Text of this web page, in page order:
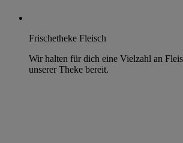
Frischetheke Fleisch
Wir halten für dich eine Vielzahl an
unserer Theke bereit.